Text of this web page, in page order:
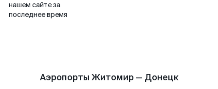
нашем сайте за
последнее время
Аэропорты Житомир — Донецк